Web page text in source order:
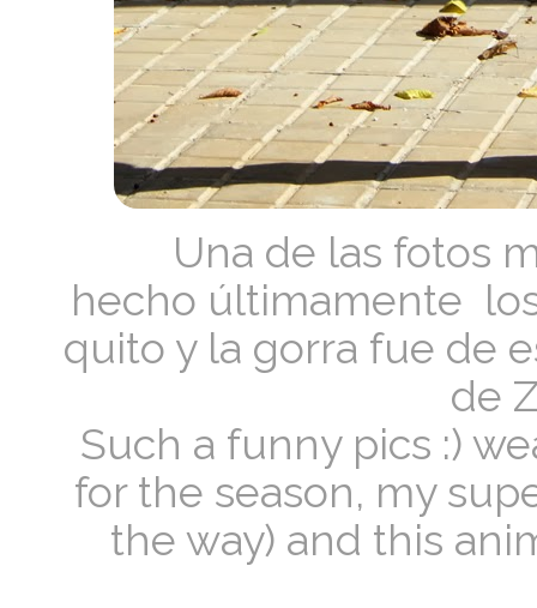
Una de las fotos
hecho últimamente
quito y la gorra fue de
de
Such a funny pics :)
for the season, my
the way) and this